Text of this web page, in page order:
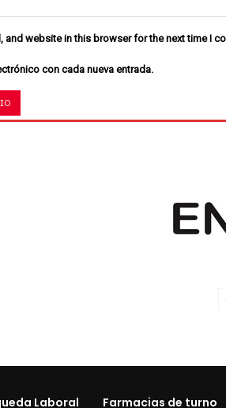
and website in this browser for the next time I
con cada nueva entrada.
Laboral Farmacias de turno